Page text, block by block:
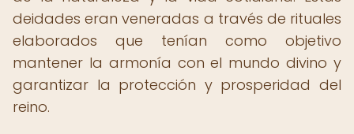
deidades eran veneradas a través de rituales
elaborados que tenían como objetivo
mantener la armonía con el mundo divino y
garantizar la protección y prosperidad del
reino.